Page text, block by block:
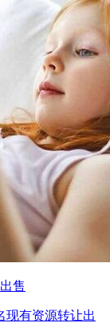
售
现有资源转让出